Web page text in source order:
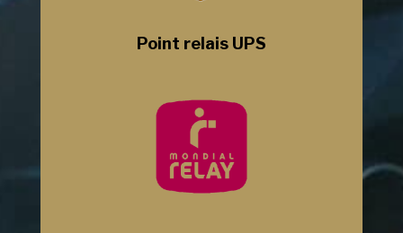
Point relais UPS